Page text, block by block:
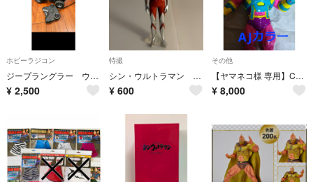
ホビーラジコン
ジープラングラー ウィリス
¥ 2,500
特撮
シン・ウルトラマン ガシャポンフィギュア
¥ 600
その他
【ヤマネコ様 専用】CCP キン肉マン AJカラー
¥ 8,000